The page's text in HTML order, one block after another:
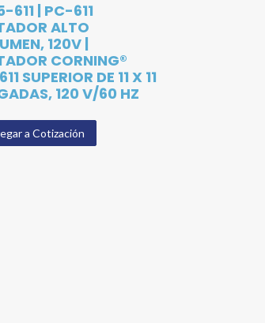
611 | PC-611
ALTO
120V |
CORNING®
SUPERIOR DE 11 X 11
120 V/60 HZ
a Cotización